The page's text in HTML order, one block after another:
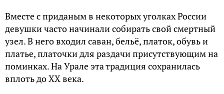
Вместе с приданым в некоторых уголках России
девушки часто начинали собирать свой смертный
узел. В него входил саван, бельё, платок, обувь и
платье, платочки для раздачи присутствующим на
поминках. На Урале эта традиция сохранилась
вплоть до ХХ века.